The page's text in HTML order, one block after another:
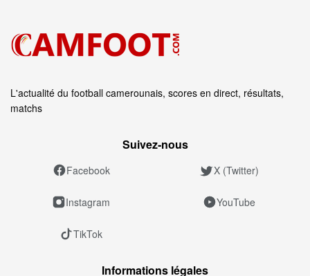
L'actualité du football camerounais, scores en direct, résultats,
matchs
Suivez‑nous
Facebook X (Twitter)
Instagram YouTube
TikTok
Informations légales